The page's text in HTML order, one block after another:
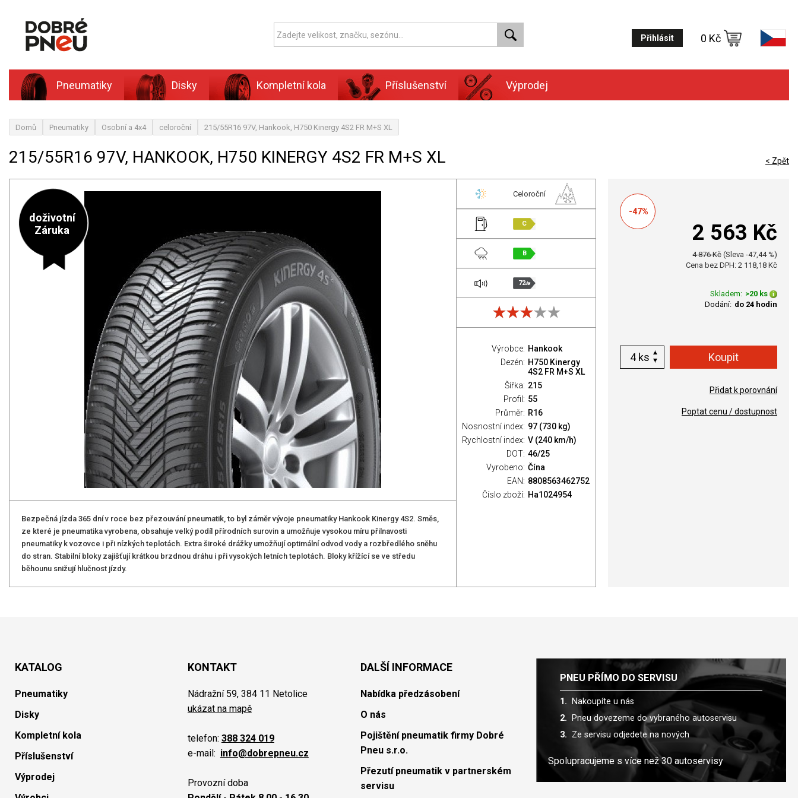
Přihlásit 0 Kč
Pneumatiky Disky Kompletní kola Příslušenství Výprodej
Domů Pneumatiky Osobní a 4x4 celoroční 215/55R16 97V, Hankook, H750 Kinergy 4S2 FR M+S XL
215/55R16 97V, HANKOOK, H750 KINERGY 4S2 FR M+S XL < Zpět
doživotní
Záruka
Bezpečná jízda 365 dní v roce bez přezouvání pneumatik, to byl záměr vývoje pneumatiky Hankook Kinergy 4S2. Směs,
ze které je pneumatika vyrobena, obsahuje velký podíl přírodních surovin a umožňuje vysokou míru přilnavosti
pneumatiky k vozovce i při nízkých teplotách. Extra široké drážky umožňují optimální odvod vody a rozbředlého sněhu
do stran. Stabilní bloky zajišťují krátkou brzdnou dráhu i při vysokých letních teplotách. Bloky křížící se ve středu
běhounu snižují hlučnost jízdy.
Celoroční
C
B
72dB
Výrobce: Hankook
Dezén: H750 Kinergy
4S2 FR M+S XL
Šířka: 215
Profil: 55
Průměr: R16
Nosnostní index: 97 (730 kg)
Rychlostní index: V (240 km/h)
DOT: 46/25
Vyrobeno: Čína
EAN: 8808563462752
Číslo zboží: Ha1024954
-47%
2 563 Kč
4 876 Kč (Sleva -47,44 %)
Cena bez DPH: 2 118,18 Kč
Skladem: >20 ks
Dodání: do 24 hodin
ks
Přidat k porovnání
Poptat cenu / dostupnost
KATALOG
Pneumatiky
Disky
Kompletní kola
Příslušenství
Výprodej
KONTAKT
Nádražní 59, 384 11 Netolice
ukázat na mapě
telefon: 388 324 019
e-mail: info@dobrepneu.cz
Provozní doba
DALŠÍ INFORMACE
Nabídka předzásobení
O nás
Pojištění pneumatik firmy Dobré
Pneu s.r.o.
Přezutí pneumatik v partnerském
servisu
PNEU PŘÍMO DO SERVISU
Nakoupíte u nás
Pneu dovezeme do vybraného autoservisu
Ze servisu odjedete na nových
Spolupracujeme s více než 30 autoservisy